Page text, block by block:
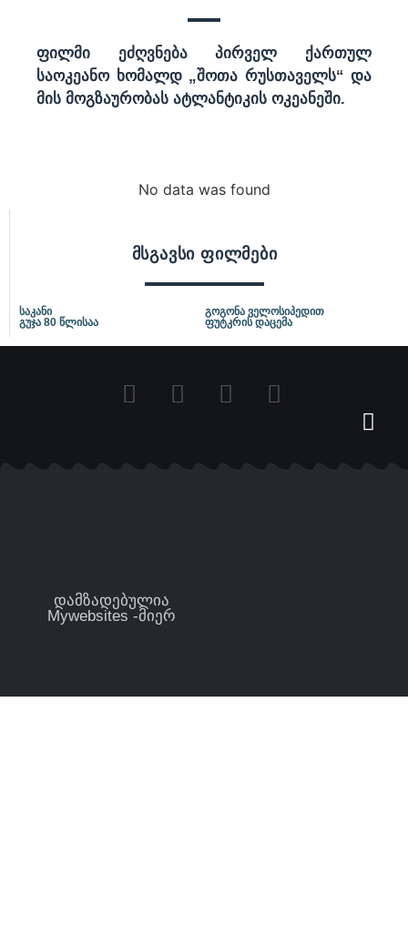
ფილმი ეძღვნება პირველ ქართულ
საოკეანო ხომალდ „შოთა რუსთაველს“ და
მის მოგზაურობას ატლანტიკის ოკეანეში.
No data was found
მსგავსი ფილმები
საკანი
გოგონა ველოსიპედით
გუჯა 80 წლისაა
ფუტკრის დაცემა
დამზადებულია
Mywebsites -მიერ